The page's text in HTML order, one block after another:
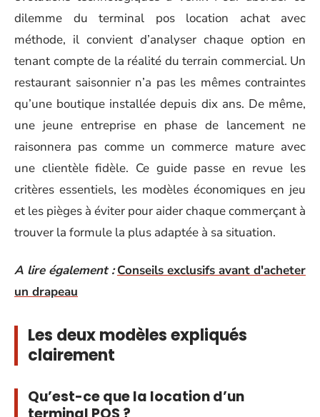
dilemme du terminal pos location achat avec
méthode, il convient d’analyser chaque option en
tenant compte de la réalité du terrain commercial. Un
restaurant saisonnier n’a pas les mêmes contraintes
qu’une boutique installée depuis dix ans. De même,
une jeune entreprise en phase de lancement ne
raisonnera pas comme un commerce mature avec
une clientèle fidèle. Ce guide passe en revue les
critères essentiels, les modèles économiques en jeu
et les pièges à éviter pour aider chaque commerçant à
trouver la formule la plus adaptée à sa situation.
A lire également : Conseils exclusifs avant d'acheter
un drapeau
Les deux modèles expliqués
clairement
Qu’est-ce que la location d’un